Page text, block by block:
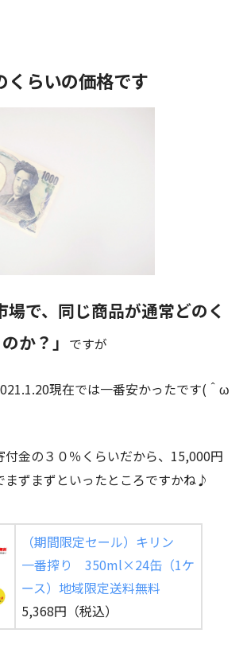
くらいの価格です
場で、同じ商品が通常どのく
か？」 ですが
現在では一番安かったです(＾ω
付金の３０％くらいだから、15,000円
まずまずといったところですかね♪
（期間限定セール）キリン
一番搾り 350ml×24缶（1ケ
ース）地域限定送料無料
5,368円（税込）